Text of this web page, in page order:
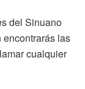
del Sinuano
las
cualquier